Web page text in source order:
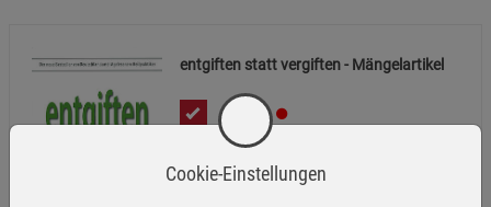
entgiften statt vergiften - Mängelartikel
3,99 €
Cookie-Einstellungen